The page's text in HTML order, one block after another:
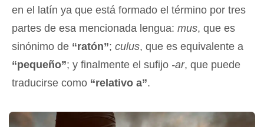
en el latín ya que está formado el término por tres
partes de esa mencionada lengua: mus, que es
sinónimo de “ratón”; culus, que es equivalente a
“pequeño”; y finalmente el sufijo -ar, que puede
traducirse como “relativo a”.